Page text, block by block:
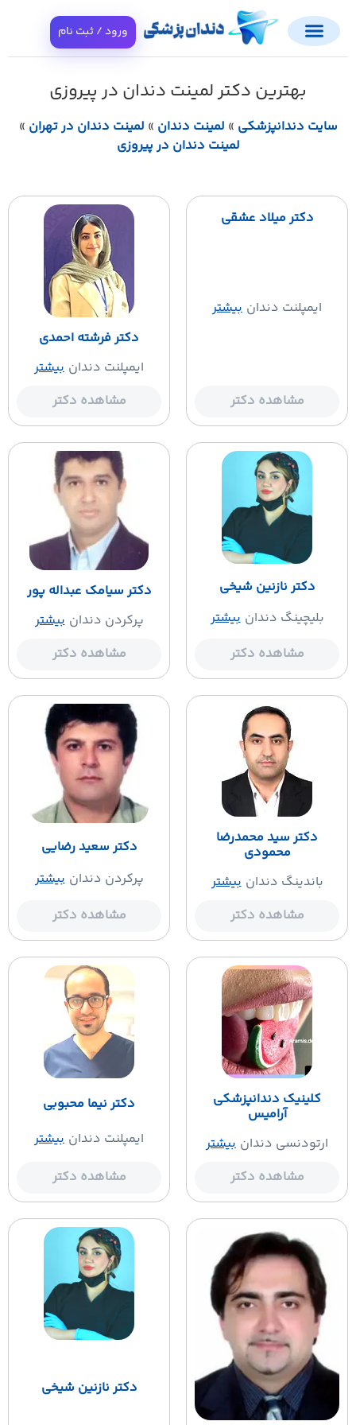
ورود / ثبت نام
بهترین دکتر لمینت دندان در پیروزی
سایت دندانپزشکی»لمینت دندان»لمینت دندان در تهران»
لمینت دندان در پیروزی
دکتر میلاد عشقی
ایمپلنت دندان بیشتر
مشاهده دکتر
دکتر فرشته احمدی
ایمپلنت دندان بیشتر
مشاهده دکتر
دکتر نازنین شیخی
بلیچینگ دندان بیشتر
مشاهده دکتر
دکتر سیامک عبداله پور
پرکردن دندان بیشتر
مشاهده دکتر
دکتر سید محمدرضا
محمودی
باندینگ دندان بیشتر
مشاهده دکتر
دکتر سعید رضایی
پرکردن دندان بیشتر
مشاهده دکتر
کلینیک دندانپزشکی
آرامیس
ارتودنسی دندان بیشتر
مشاهده دکتر
دکتر نیما محبوبی
ایمپلنت دندان بیشتر
مشاهده دکتر
دکتر نازنین شیخی